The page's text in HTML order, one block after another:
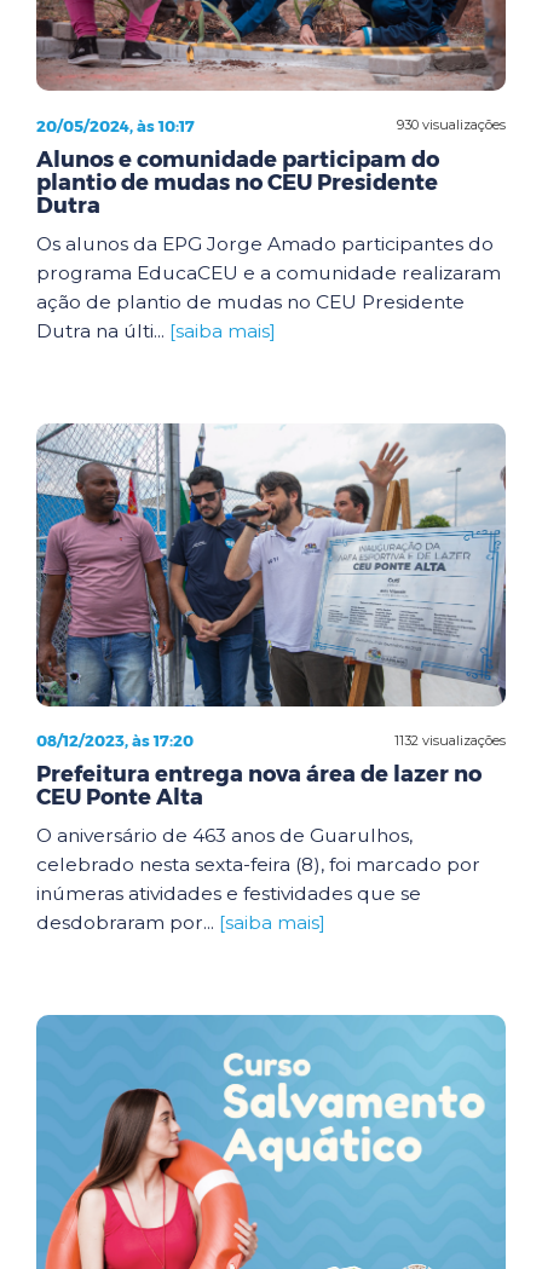
930 visualizações
20/05/2024, às 10:17
Alunos e comunidade participam do
plantio de mudas no CEU Presidente
Dutra
Os alunos da EPG Jorge Amado participantes do
programa EducaCEU e a comunidade realizaram
ação de plantio de mudas no CEU Presidente
Dutra na últi... [saiba mais]
1132 visualizações
08/12/2023, às 17:20
Prefeitura entrega nova área de lazer no
CEU Ponte Alta
O aniversário de 463 anos de Guarulhos,
celebrado nesta sexta-feira (8), foi marcado por
inúmeras atividades e festividades que se
desdobraram por... [saiba mais]